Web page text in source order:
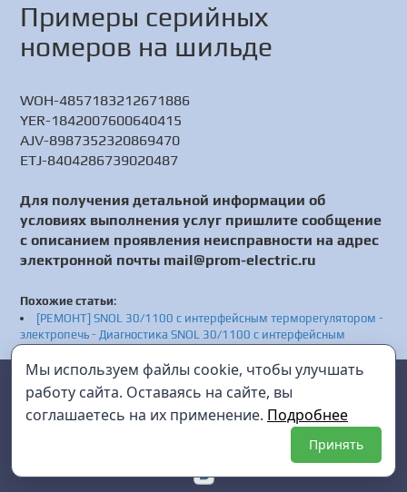
Примеры серийных
номеров на шильде
WOH-4857183212671886
YER-1842007600640415
AJV-8987352320869470
ETJ-8404286739020487
Для получения детальной информации об
условиях выполнения услуг пришлите сообщение
с описанием проявления неисправности на адрес
электронной почты mail@prom-electric.ru
Похожие статьи:
[РЕМОНТ] SNOL 30/1100 с интерфейсным терморегулятором -
электропечь - Диагностика SNOL 30/1100 с интерфейсным
терморегулятором
[РЕМОНТ] MIKRON - акустический течеискатель - Диагностика
MIKRON - Ремонт MIKRON
Prom Electric г. Санкт-Петербург
mail@prom-electric.ru +7 (812) 952-38-45
Мы используем файлы cookie, чтобы улучшать
работу сайта. Оставаясь на сайте, вы
соглашаетесь на их применение. Подробнее
Принять